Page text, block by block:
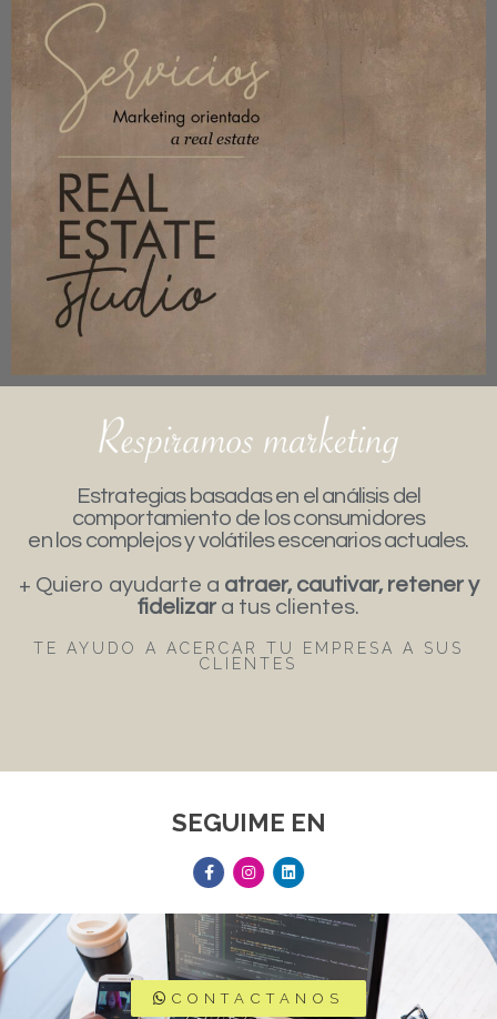
Estrategias basadas en el análisis del
comportamiento de los consumidores
en los complejos y volátiles escenarios actuales.
+ Quiero ayudarte a atraer, cautivar, retener y
fidelizar a tus clientes.
TE AYUDO A ACERCAR TU EMPRESA A SUS
CLIENTES
SEGUIME EN
CONTACTANOS